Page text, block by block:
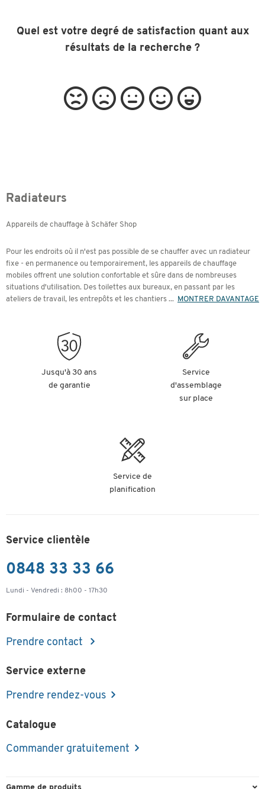
Quel est votre degré de satisfaction quant aux
résultats de la recherche ?
Radiateurs
Appareils de chauffage à Schäfer Shop
Pour les endroits où il n'est pas possible de se chauffer avec un radiateur
fixe - en permanence ou temporairement, les appareils de chauffage
mobiles offrent une solution confortable et sûre dans de nombreuses
situations d'utilisation. Des toilettes aux bureaux, en passant par les
ateliers de travail, les entrepôts et les chantiers ... MONTRER DAVANTAGE
Jusqu'à 30 ans
de garantie
Service
d'assemblage
sur place
Service de
planification
Service clientèle
0848 33 33 66
Lundi - Vendredi : 8h00 - 17h30
Formulaire de contact
Prendre contact
Service externe
Prendre rendez-vous
Catalogue
Commander gratuitement